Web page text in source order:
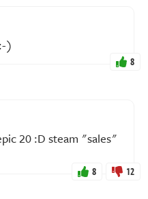
)
8
20 :D steam "sales"
8 12